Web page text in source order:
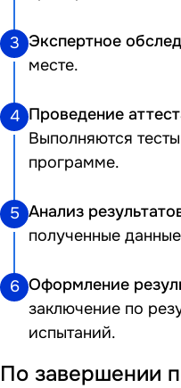
3 Экспертное
месте.
4 Проведение
Выполняются
программе.
5 Анализ
полученные
6 Оформление
заключение по
испытаний.
По завершении